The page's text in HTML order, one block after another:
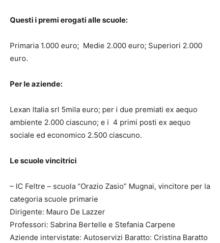
Questi i premi erogati alle scuole:
Primaria 1.000 euro; Medie 2.000 euro; Superiori 2.000
euro.
Per le aziende:
Lexan Italia srl 5mila euro; per i due premiati ex aequo
ambiente 2.000 ciascuno; e i 4 primi posti ex aequo
sociale ed economico 2.500 ciascuno.
Le scuole vincitrici
– IC Feltre – scuola “Orazio Zasio” Mugnai, vincitore per la
categoria scuole primarie
Dirigente: Mauro De Lazzer
Professori: Sabrina Bertelle e Stefania Carpene
Aziende intervistate: Autoservizi Baratto: Cristina Baratto